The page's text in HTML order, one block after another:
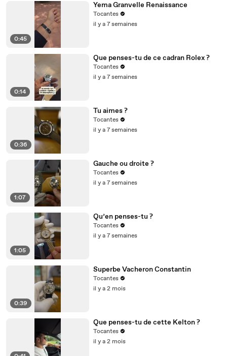
0:45
Yema Granvelle Renaissance
Tocantes
il y a 7 semaines
0:14
Que penses-tu de ce cadran Rolex ?
Tocantes
il y a 7 semaines
0:36
Tu aimes ?
Tocantes
il y a 7 semaines
1:07
Gauche ou droite ?
Tocantes
il y a 7 semaines
1:05
Qu’en penses-tu ?
Tocantes
il y a 7 semaines
0:39
Superbe Vacheron Constantin
Tocantes
il y a 2 mois
Que penses-tu de cette Kelton ?
Tocantes
il y a 2 mois